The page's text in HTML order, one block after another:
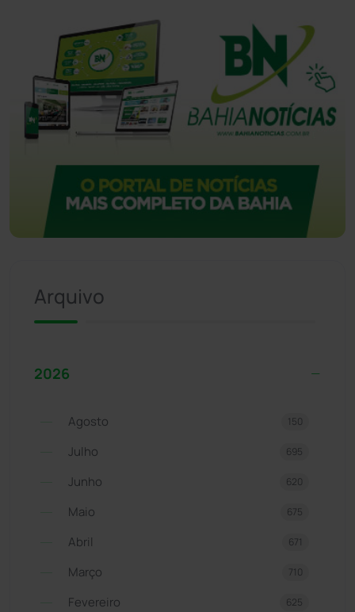
Arquivo
2026
Agosto 150
Julho 695
Junho 620
Maio 675
Abril 671
Março 710
Fevereiro 625